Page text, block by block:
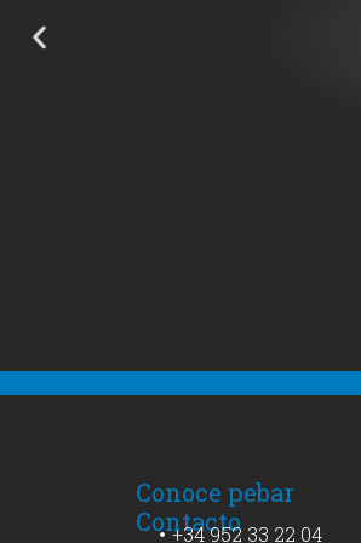
Conoce pebar
Contacto
+34 952 33 22 04